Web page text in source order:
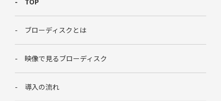
ブローディスクとは
映像で見るブローディスク
導入の流れ